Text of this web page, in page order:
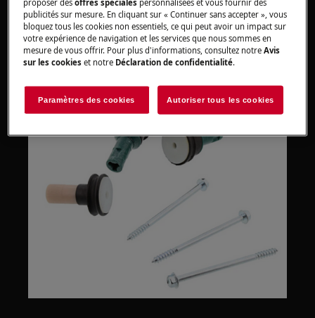
ou dans le manuel d'installation séparé
fourni avec le lave-linge. Cliquez sur
"Trouver le manuel d'utilisation", à droite de
cet article.
proposer desoffres spéciales personnalisées et vous fournir des
publicités sur mesure. En cliquant sur « Continuer sans accepter », vous
bloquez tous les cookies non essentiels, ce qui peut avoir un impact sur
votre expérience de navigation et les services que nous sommes en
mesure de vous offrir. Pour plus d'informations, consultez notreAvis
sur les cookies et notre Déclaration de confidentialité.
Paramètres des cookies Autoriser tous les cookies